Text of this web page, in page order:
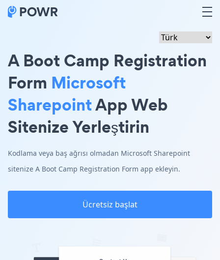
A Boot Camp Registration
Form Microsoft
SharepointApp Web
Sitenize Yerleştirin
Kodlama veya baş ağrısı olmadan Microsoft Sharepoint
sitenize A Boot Camp Registration Form app ekleyin.
Ücretsiz başlat